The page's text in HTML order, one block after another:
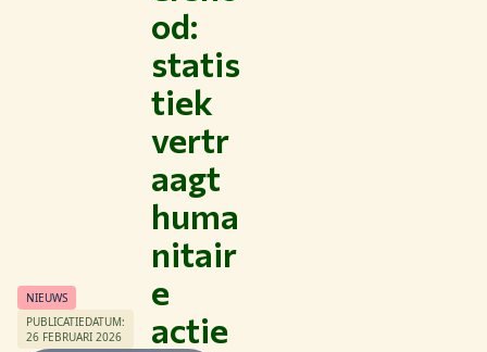
Studeren bij WUR
Samenwerken met WUR
NIEUWS
PUBLICATIEDATUM:
26 FEBRUARI 2026
od:
statis
tiek
vertr
aagt
huma
nitair
e
actie